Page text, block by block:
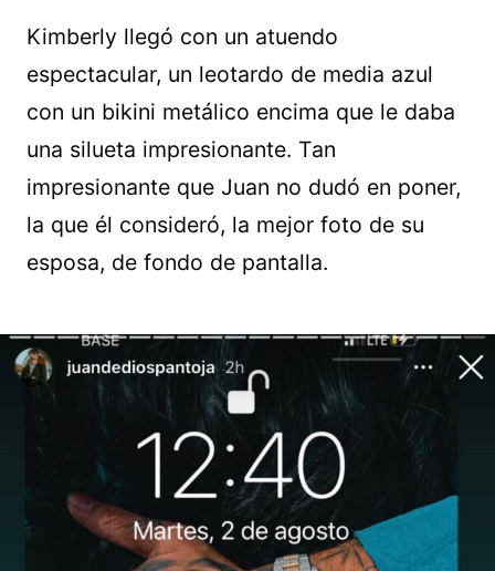
Kimberly llegó con un atuendo
espectacular, un leotardo de media azul
con un bikini metálico encima que le daba
una silueta impresionante. Tan
impresionante que Juan no dudó en poner,
la que él consideró, la mejor foto de su
esposa, de fondo de pantalla.